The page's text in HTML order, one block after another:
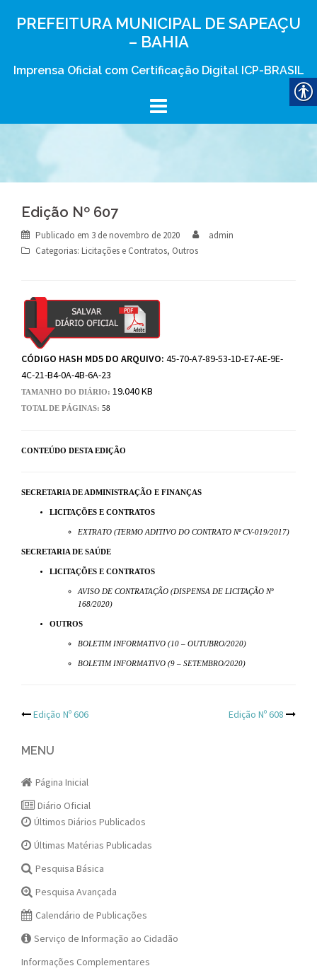
PREFEITURA MUNICIPAL DE SAPEAÇU
– BAHIA
Imprensa Oficial com Certificação Digital ICP-BRASIL
Edição Nº 607
Publicado em 3 de novembro de 2020
admin
Categorias: Licitações e Contratos, Outros
CÓDIGO HASH MD5 DO ARQUIVO: 45-70-A7-89-53-1D-E7-AE-9E-
4C-21-B4-0A-4B-6A-23
TAMANHO DO DIÁRIO: 19.040 KB
TOTAL DE PÁGINAS: 58
CONTEÚDO DESTA EDIÇÃO
SECRETARIA DE ADMINISTRAÇÃO E FINANÇAS
LICITAÇÕES E CONTRATOS
EXTRATO (TERMO ADITIVO DO CONTRATO Nº CV-019/2017)
SECRETARIA DE SAÚDE
LICITAÇÕES E CONTRATOS
AVISO DE CONTRATAÇÃO (DISPENSA DE LICITAÇÃO Nº
168/2020)
OUTROS
BOLETIM INFORMATIVO (10 – OUTUBRO/2020)
BOLETIM INFORMATIVO (9 – SETEMBRO/2020)
Post
navigation
Edição Nº 606 Edição Nº 608
MENU
Página Inicial
Diário Oficial
Últimos Diários Publicados
Últimas Matérias Publicadas
Pesquisa Básica
Pesquisa Avançada
Calendário de Publicações
Serviço de Informação ao Cidadão
Informações Complementares